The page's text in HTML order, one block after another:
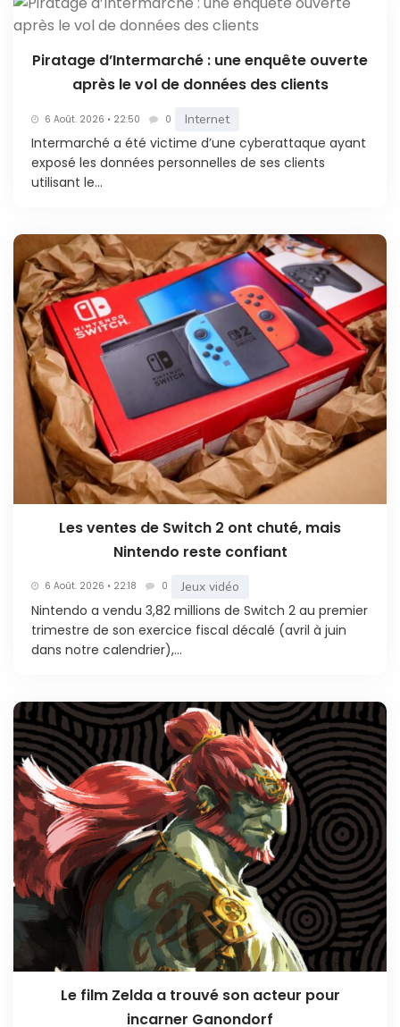
Piratage d’Intermarché : une enquête ouverte
après le vol de données des clients
6 Août. 2026 • 22:50 0 Internet
Intermarché a été victime d’une cyberattaque ayant
exposé les données personnelles de ses clients
utilisant le...
Les ventes de Switch 2 ont chuté, mais
Nintendo reste confiant
6 Août. 2026 • 22:18 0 Jeux vidéo
Nintendo a vendu 3,82 millions de Switch 2 au premier
trimestre de son exercice fiscal décalé (avril à juin
dans notre calendrier),...
Le film Zelda a trouvé son acteur pour
incarner Ganondorf